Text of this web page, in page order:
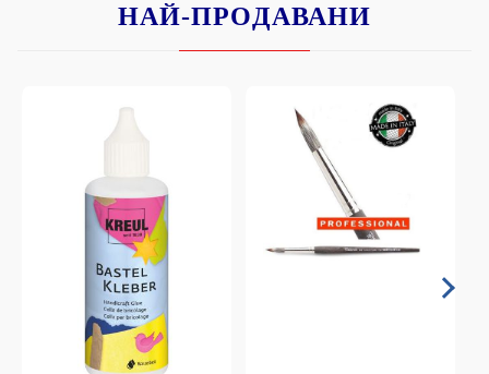
НАЙ-ПРОДАВАНИ